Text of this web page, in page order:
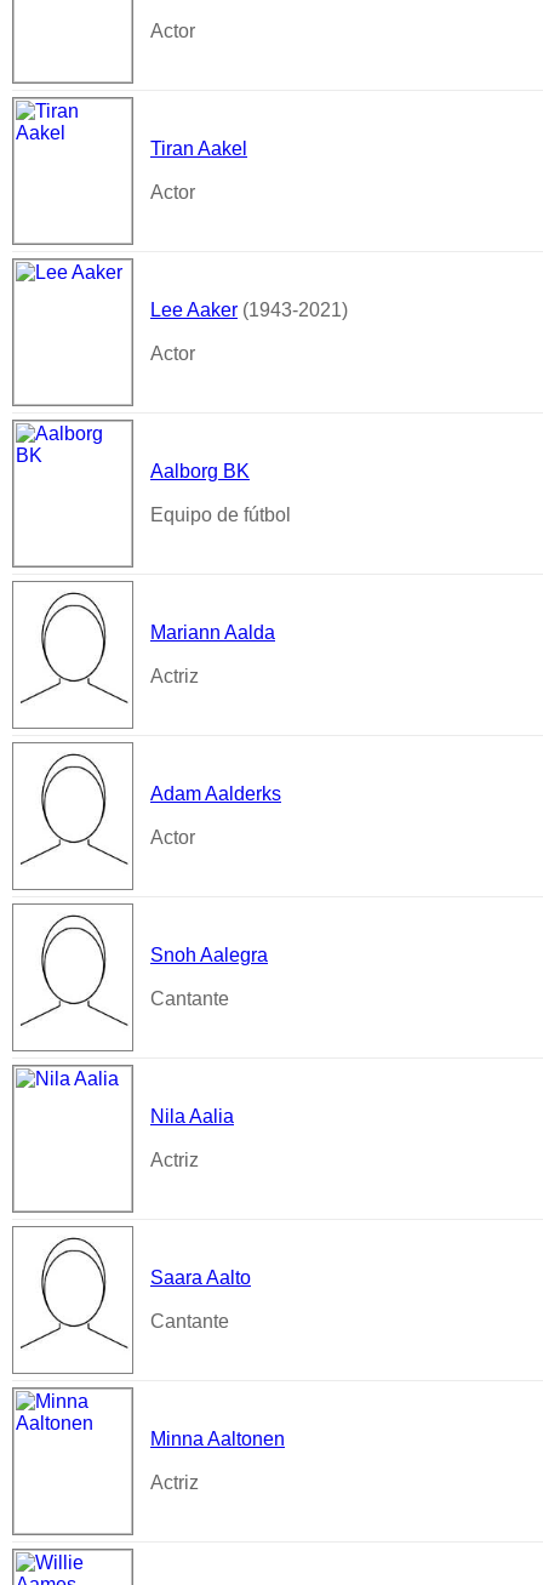
Actor
Tiran Aakel
Actor
Lee Aaker (1943-2021)
Actor
Aalborg BK
Equipo de fútbol
Mariann Aalda
Actriz
Adam Aalderks
Actor
Snoh Aalegra
Cantante
Nila Aalia
Actriz
Saara Aalto
Cantante
Minna Aaltonen
Actriz